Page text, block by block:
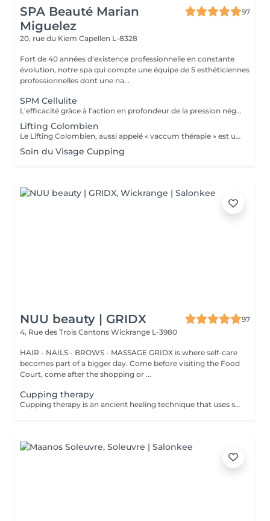
SPA Beauté Marian
Miguelez
97
20, rue du Kiem Capellen L-8328
Fort de 40 années d'existence professionnelle en constante
évolution, notre spa qui compte une équipe de 5 esthéticiennes
professionnelles dont une na...
SPM Cellulite
L'efficacité grâce à l'action en profondeur de la pression négative. Technique originale du "palper - rouler" Drainage, régénération et raffermissement des tissus du visage, du buste et du corps. Pour tous types de peaux. Traitements spécifiques contre les vergetures, la cellulite et bien d'autres. Maîtriser peau d'orange, culotte de cheval et tissus conjonctif faible grâce au SPM Digital ! Le SPM le multi -talent dont on ne peut plus se passer. Raffermir et regalber la poitrine sans appel à la chirurgie, l'un des nombreux traitements spécifiques.
Lifting Colombien
Le Lifting Colombien, aussi appelé « vaccum thérapie » est une technique non chirurgicale, pratiquée à l'aide de ventouses qui exercent une aspiration pour casser les dépôts de cellulite et de graisse, éliminer les toxines, améliorer le drainage et restaurer l'élasticité de la peau.
Soin du Visage Cupping
NUU beauty | GRIDX
97
4, Rue des Trois Cantons Wickrange L-3980
HAIR - NAILS - BROWS - MASSAGE GRIDX is where self-care
becomes part of a bigger day. Come before visiting the Food
Court, come after the shopping or ...
Cupping therapy
Cupping therapy is an ancient healing technique that uses special cups to create gentle suction on the skin. This suction promotes blood flow, relieves muscle tension, reduces inflammation, and supports deep relaxation. The treatment can help release toxins, improve circulation, and ease chronic pain or stiffness. *Please note that cupping therapy could just be added to a massage service with includes back massage.